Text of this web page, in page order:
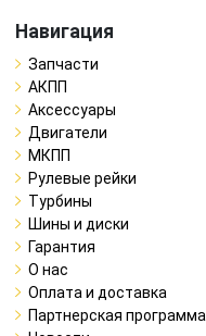
Навигация
Запчасти
АКПП
Аксессуары
Двигатели
МКПП
Рулевые рейки
Турбины
Шины и диски
Гарантия
О нас
Оплата и доставка
Партнерская программа